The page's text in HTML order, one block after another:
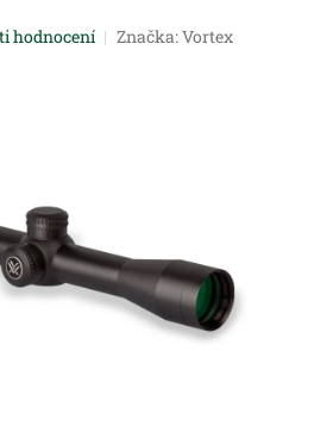
hodnocení Značka:Vortex